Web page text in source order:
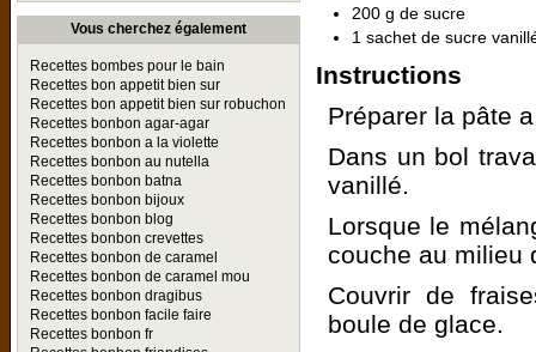
Vous cherchez également
Recettes bombes pour le bain
Recettes bon appetit bien sur
Recettes bon appetit bien sur robuchon
Recettes bonbon agar-agar
Recettes bonbon a la violette
Recettes bonbon au nutella
Recettes bonbon batna
Recettes bonbon bijoux
Recettes bonbon blog
Recettes bonbon crevettes
Recettes bonbon de caramel
Recettes bonbon de caramel mou
Recettes bonbon dragibus
Recettes bonbon facile faire
Recettes bonbon fr
200 g de sucre
1 sachet de sucre
Instructions
Préparer la pâte
Dans un bol
vanillé.
Lorsque le
couche au milieu
Couvrir de
boule de glace.